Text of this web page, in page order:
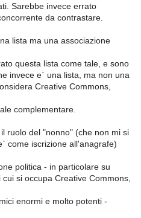
Sarebbe invece errato
da contrastare.
lista ma una associazione
questa lista come tale, e sono
invece e` una lista, ma non una
Creative Commons,
complementare.
ruolo del "nonno" (che non mi si
come iscrizione all'anagrafe)
politica - in particolare su
si occupa Creative Commons,
enormi e molto potenti -